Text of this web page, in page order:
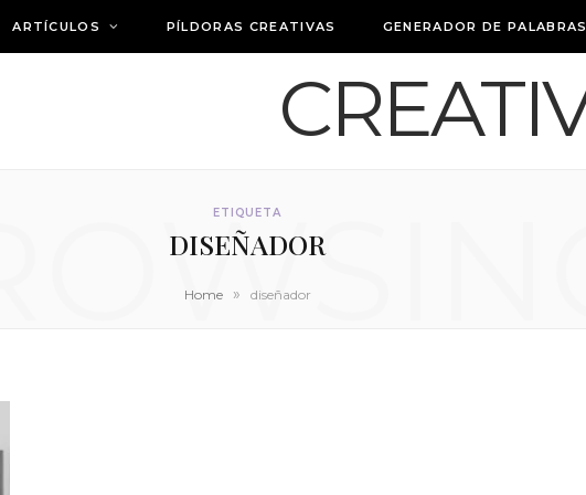
ARTÍCULOS PÍLDORAS CREATIVAS GENERADOR DE PALABRAS
ETIQUETA
DISEÑADOR
Home » diseñador